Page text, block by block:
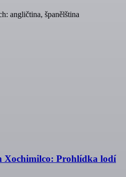
angličtina, španělština
Xochimilco: Prohlídka lodí